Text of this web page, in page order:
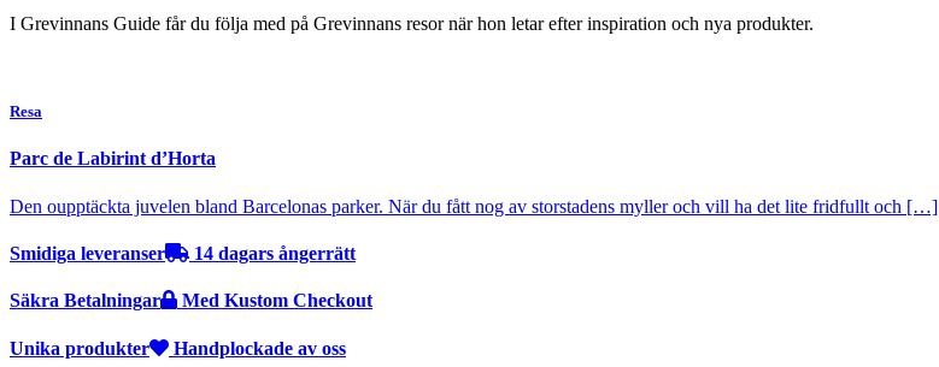
I Grevinnans Guide får du följa med på Grevinnans resor när hon letar efter inspiration och nya produkter.
Resa
Parc de Labirint d’Horta
Den oupptäckta juvelen bland Barcelonas parker. När du fått nog av storstadens myller och vill ha det lite fridfullt och […]
Smidiga leveranser 14 dagars ångerrätt
Säkra Betalningar Med Kustom Checkout
Unika produkter Handplockade av oss